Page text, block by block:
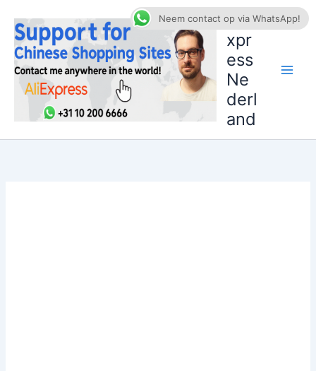
naar
inhoud
AliE
xpr
ess
Ne
derl
and
Neem contact op via WhatsApp!